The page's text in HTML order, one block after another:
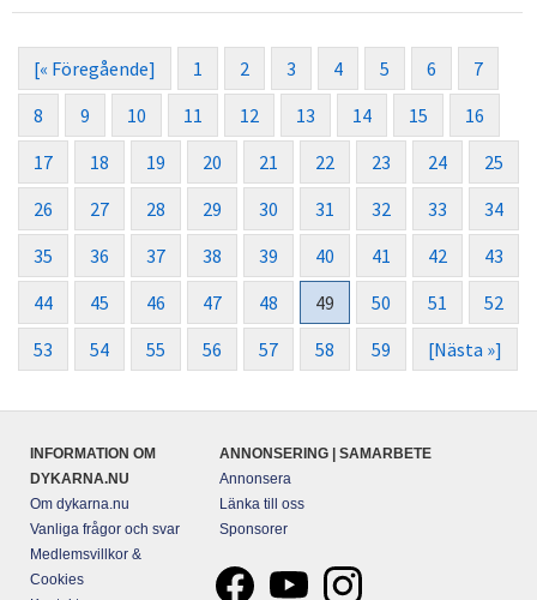
[« Föregående] 1 2 3 4 5 6
7
8
9 10 11 12 13 14 15
16
17
18 19 20 21 22 23 24
25
26
27 28 29 30 31 32 33
34
35
36 37 38 39 40 41 42
43
44
45 46 47 48 49 50 51
52
53
54 55 56 57 58 59 [Nästa »]
INFORMATION OM
DYKARNA.NU
Om dykarna.nu
Vanliga frågor och svar
Medlemsvillkor &
Cookies
ANNONSERING | SAMARBETE
Annonsera
Länka till oss
Sponsorer